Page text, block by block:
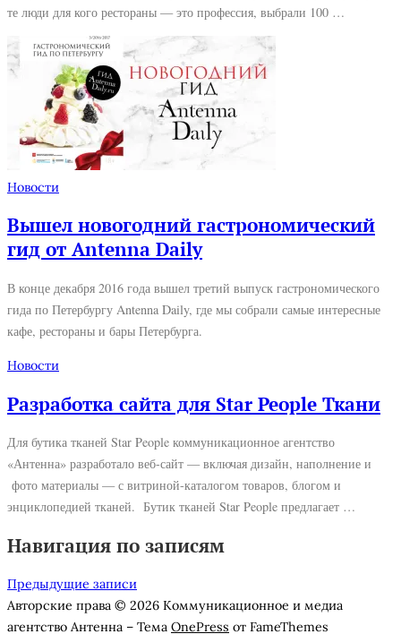
те люди для кого рестораны — это профессия, выбрали 100 …
Новости
Вышел новогодний гастрономический
гид от Antenna Daily
В конце декабря 2016 года вышел третий выпуск гастрономического
гида по Петербургу Antenna Daily, где мы собрали самые интересные
кафе, рестораны и бары Петербурга.
Новости
Разработка сайта для Star People Ткани
Для бутика тканей Star People коммуникационное агентство
«Антенна» разработало веб-сайт — включая дизайн, наполнение и
фото материалы — с витриной-каталогом товаров, блогом и
энциклопедией тканей. Бутик тканей Star People предлагает …
Навигация по записям
Предыдущие записи
Авторские права © 2026 Коммуникационное и медиа
агентство Антенна – Тема OnePress от FameThemes